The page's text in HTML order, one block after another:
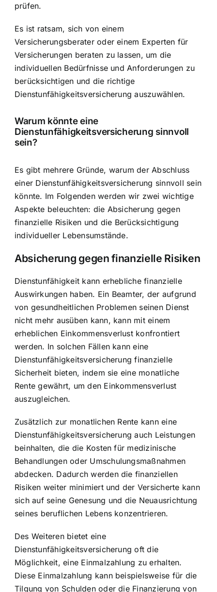
prüfen.
Es ist ratsam, sich von einem
Versicherungsberater oder einem Experten für
Versicherungen beraten zu lassen, um die
individuellen Bedürfnisse und Anforderungen zu
berücksichtigen und die richtige
Dienstunfähigkeitsversicherung auszuwählen.
Warum könnte eine
Dienstunfähigkeitsversicherung sinnvoll
sein?
Es gibt mehrere Gründe, warum der Abschluss
einer Dienstunfähigkeitsversicherung sinnvoll sein
könnte. Im Folgenden werden wir zwei wichtige
Aspekte beleuchten: die Absicherung gegen
finanzielle Risiken und die Berücksichtigung
individueller Lebensumstände.
Absicherung gegen finanzielle Risiken
Dienstunfähigkeit kann erhebliche finanzielle
Auswirkungen haben. Ein Beamter, der aufgrund
von gesundheitlichen Problemen seinen Dienst
nicht mehr ausüben kann, kann mit einem
erheblichen Einkommensverlust konfrontiert
werden. In solchen Fällen kann eine
Dienstunfähigkeitsversicherung finanzielle
Sicherheit bieten, indem sie eine monatliche
Rente gewährt, um den Einkommensverlust
auszugleichen.
Zusätzlich zur monatlichen Rente kann eine
Dienstunfähigkeitsversicherung auch Leistungen
beinhalten, die die Kosten für medizinische
Behandlungen oder Umschulungsmaßnahmen
abdecken. Dadurch werden die finanziellen
Risiken weiter minimiert und der Versicherte kann
sich auf seine Genesung und die Neuausrichtung
seines beruflichen Lebens konzentrieren.
Des Weiteren bietet eine
Dienstunfähigkeitsversicherung oft die
Möglichkeit, eine Einmalzahlung zu erhalten.
Diese Einmalzahlung kann beispielsweise für die
Tilgung von Schulden oder die Finanzierung von